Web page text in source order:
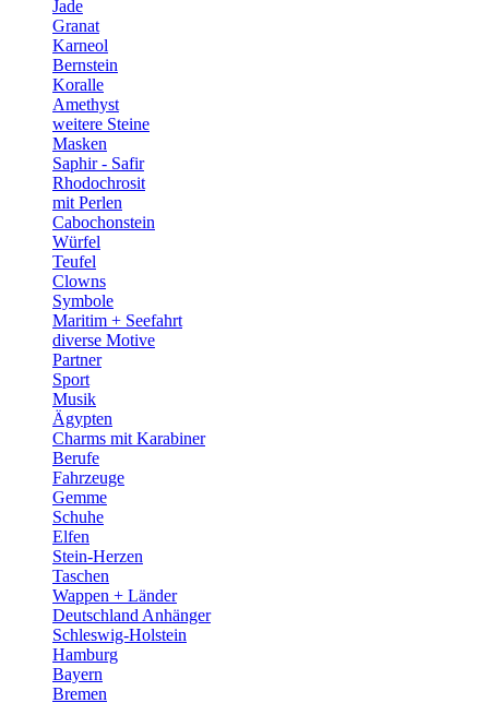
Jade
Granat
Karneol
Bernstein
Koralle
Amethyst
weitere Steine
Masken
Saphir - Safir
Rhodochrosit
mit Perlen
Cabochonstein
Würfel
Teufel
Clowns
Symbole
Maritim + Seefahrt
diverse Motive
Partner
Sport
Musik
Ägypten
Charms mit Karabiner
Berufe
Fahrzeuge
Gemme
Schuhe
Elfen
Stein-Herzen
Taschen
Wappen + Länder
Deutschland Anhänger
Schleswig-Holstein
Hamburg
Bayern
Bremen